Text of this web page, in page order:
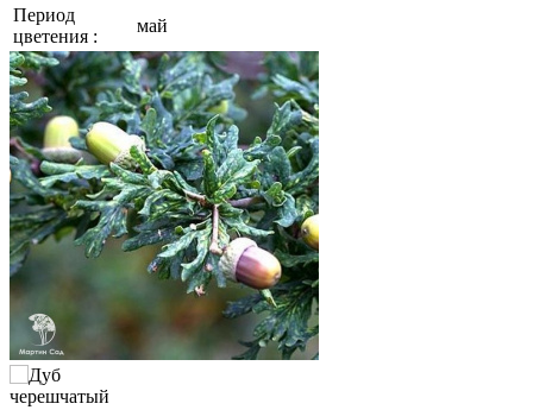
Период
цветения :
май